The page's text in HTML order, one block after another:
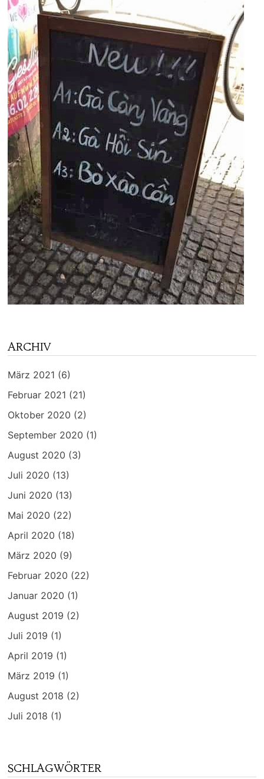
ARCHIV
März 2021 (6)
Februar 2021 (21)
Oktober 2020 (2)
September 2020 (1)
August 2020 (3)
Juli 2020 (13)
Juni 2020 (13)
Mai 2020 (22)
April 2020 (18)
März 2020 (9)
Februar 2020 (22)
Januar 2020 (1)
August 2019 (2)
Juli 2019 (1)
April 2019 (1)
März 2019 (1)
August 2018 (2)
Juli 2018 (1)
SCHLAGWÖRTER